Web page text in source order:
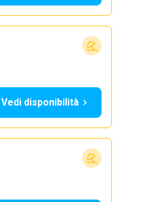
Vedi disponibilità